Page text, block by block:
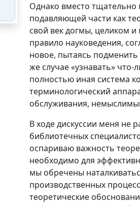
Однако вместо
подавляющей части как
свой век догмы, целиком
правило науковедения,
новое, пытаясь
же случае «узнавать»
полностью иная система
терминологический
обслуживания,
В ходе дискуссии меня не
библиотечных
оспариваю важность
необходимо для
мы обречены
производственных
теоретические